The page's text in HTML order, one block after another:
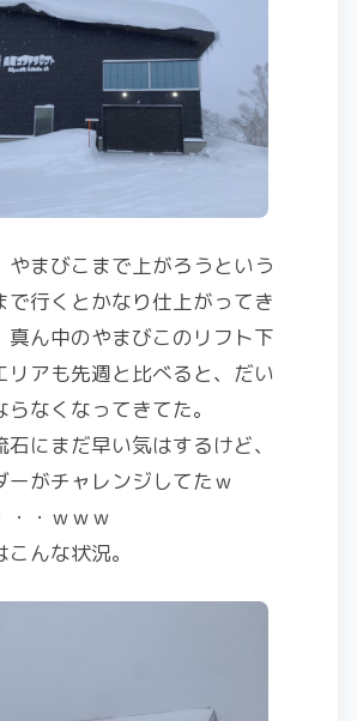
やまびこまで上がろうという
で行くとかなり仕上がってき
真ん中のやまびこのリフト下
リアも先週と比べると、だい
なくなってきてた。
にまだ早い気はするけど、
ーがチャレンジしてたｗ
・・ｗｗｗ
んな状況。